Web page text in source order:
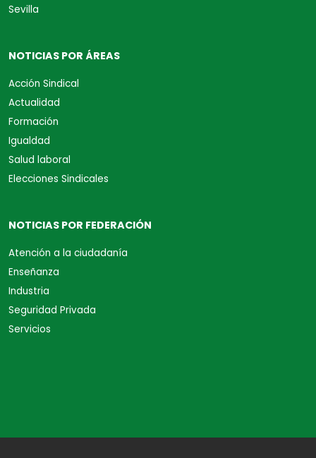
Sevilla
NOTICIAS POR ÁREAS
Acción Sindical
Actualidad
Formación
Igualdad
Salud laboral
Elecciones Sindicales
NOTICIAS POR FEDERACIÓN
Atención a la ciudadanía
Enseñanza
Industria
Seguridad Privada
Servicios